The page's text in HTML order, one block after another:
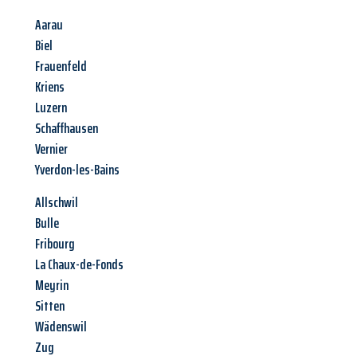
Aarau
Biel
Frauenfeld
Kriens
Luzern
Schaffhausen
Vernier
Yverdon-les-Bains
Allschwil
Bulle
Fribourg
La Chaux-de-Fonds
Meyrin
Sitten
Wädenswil
Zug